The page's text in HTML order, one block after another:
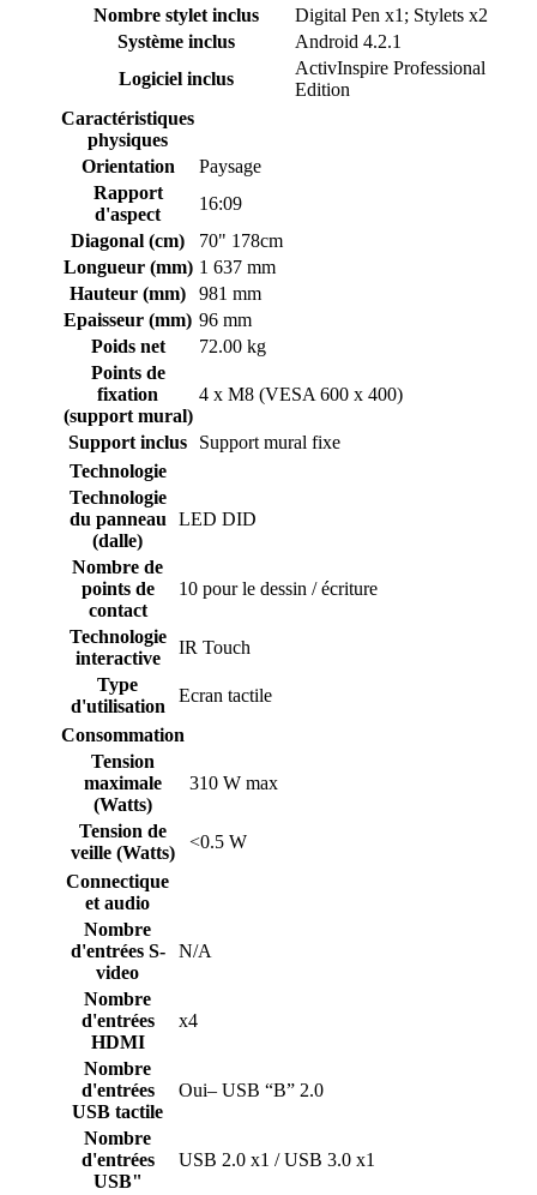
Nombre stylet inclus
Digital Pen x1; Stylets x2
Système inclus
Android 4.2.1
Logiciel inclus
ActivInspire Professional
Edition
Caractéristiques
physiques
Orientation
Paysage
Rapport
d'aspect
16:09
Diagonal (cm)
70" 178cm
Longueur (mm) 1 637 mm
Hauteur (mm)
981 mm
Epaisseur (mm) 96 mm
Poids net
72.00 kg
Points de
fixation
(support mural)
4 x M8 (VESA 600 x 400)
Support inclus
Support mural fixe
Technologie
Technologie
du panneau
(dalle)
LED DID
Nombre de
points de
contact
10 pour le dessin / écriture
Technologie
interactive
IR Touch
Type
d'utilisation
Ecran tactile
Consommation
Tension
maximale
(Watts)
310 W max
Tension de
veille (Watts)
<0.5 W
Connectique
et audio
Nombre
d'entrées S-
video
N/A
Nombre
d'entrées
HDMI
x4
Nombre
d'entrées
USB tactile
Oui– USB “B” 2.0
Nombre
d'entrées
USB"
USB 2.0 x1 / USB 3.0 x1